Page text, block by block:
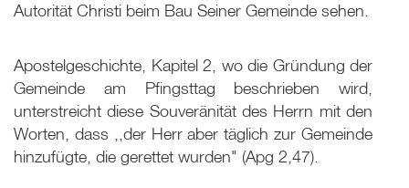
Autorität Christi beim Bau Seiner Gemeinde sehen.
Apostelgeschichte, Kapitel 2, wo die Gründung der
Gemeinde am Pfingsttag beschrieben wird,
unterstreicht diese Souveränität des Herrn mit den
Worten, dass ,,der Herr aber täglich zur Gemeinde
hinzufügte, die gerettet wurden" (Apg 2,47).